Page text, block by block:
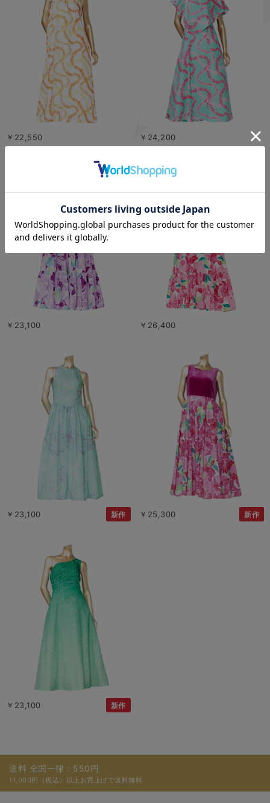
￥22,550 ￥24,200
￥23,100 ￥26,400
￥23,100 新作 ￥25,300 新作
￥23,100 新作
送料 全国一律：550円
11,000円（税込）以上お買上げで送料無料